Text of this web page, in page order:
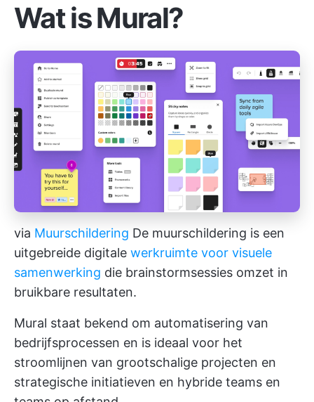
Wat is Mural?
via Muurschildering De muurschildering is een
uitgebreide digitale werkruimte voor visuele
samenwerking die brainstormsessies omzet in
bruikbare resultaten.
Mural staat bekend om automatisering van
bedrijfsprocessen en is ideaal voor het
stroomlijnen van grootschalige projecten en
strategische initiatieven en hybride teams en